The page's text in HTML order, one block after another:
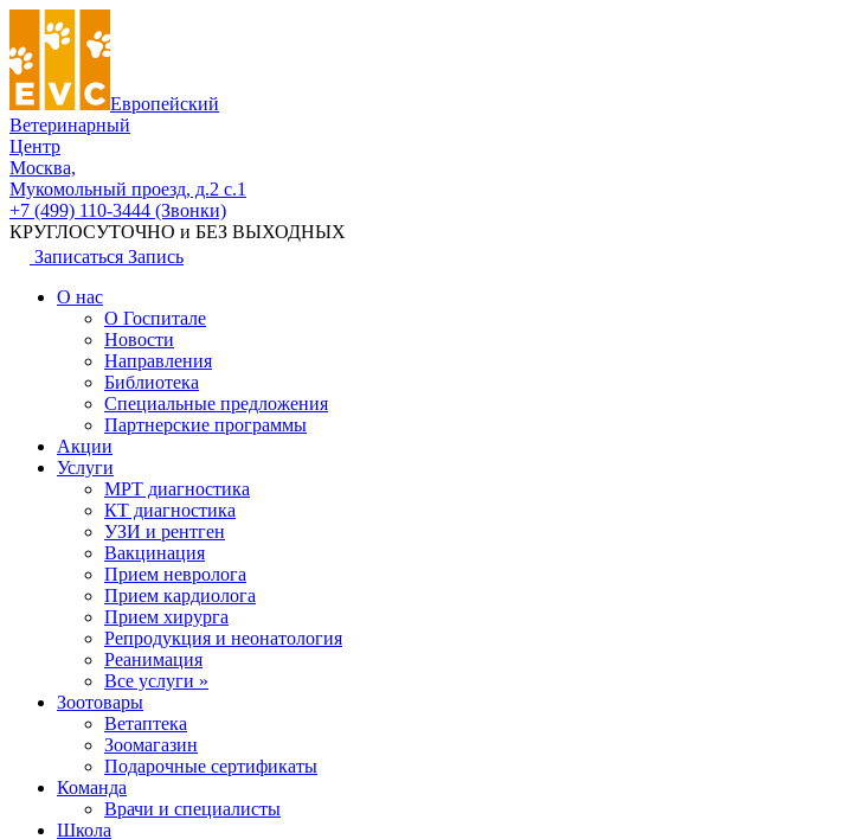
Европейский
Ветеринарный
Центр
Москва,
Мукомольный проезд, д.2 с.1
+7 (499) 110-3444 (Звонки)
КРУГЛОСУТОЧНО и БЕЗ ВЫХОДНЫХ
Записаться Запись
О нас
О Госпитале
Новости
Направления
Библиотека
Специальные предложения
Партнерские программы
Акции
Услуги
МРТ диагностика
КТ диагностика
УЗИ и рентген
Вакцинация
Прием невролога
Прием кардиолога
Прием хирурга
Репродукция и неонатология
Реанимация
Все услуги »
Зоотовары
Ветаптека
Зоомагазин
Подарочные сертификаты
Команда
Врачи и специалисты
Школа